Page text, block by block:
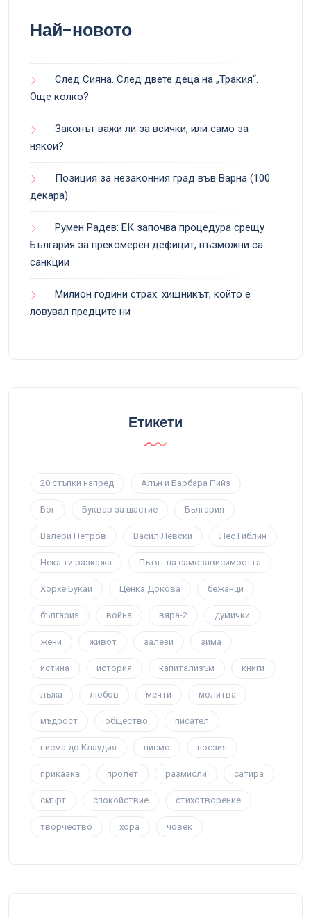
Най-новото
След Сияна. След двете деца на „Тракия“.
Още колко?
Законът важи ли за всички, или само за
някои?
Позиция за незаконния град във Варна (100
декара)
Румен Радев: ЕК започва процедура срещу
България за прекомерен дефицит, възможни са
санкции
Милион години страх: хищникът, който е
ловувал предците ни
Етикети
20 стъпки напред Алън и Барбара Пийз
Бог Буквар за щастие България
Валери Петров Васил Левски Лес Гиблин
Нека ти разкажа Пътят на самозависимостта
Хорхе Букай Ценка Докова бежанци
българия война вяра-2 думички
жени живот залези зима
истина история капитализъм книги
лъжа любов мечти молитва
мъдрост общество писател
писма до Клаудия писмо поезия
приказка пролет размисли сатира
смърт спокойствие стихотворение
творчество хора човек